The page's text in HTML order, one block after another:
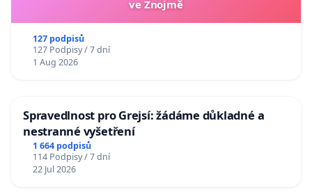
ve Znojmě
127 podpisů
127 Podpisy / 7 dní
1 Aug 2026
Spravedlnost pro Grejsí: žádáme důkladné a
nestranné vyšetření
1 664 podpisů
114 Podpisy / 7 dní
22 Jul 2026